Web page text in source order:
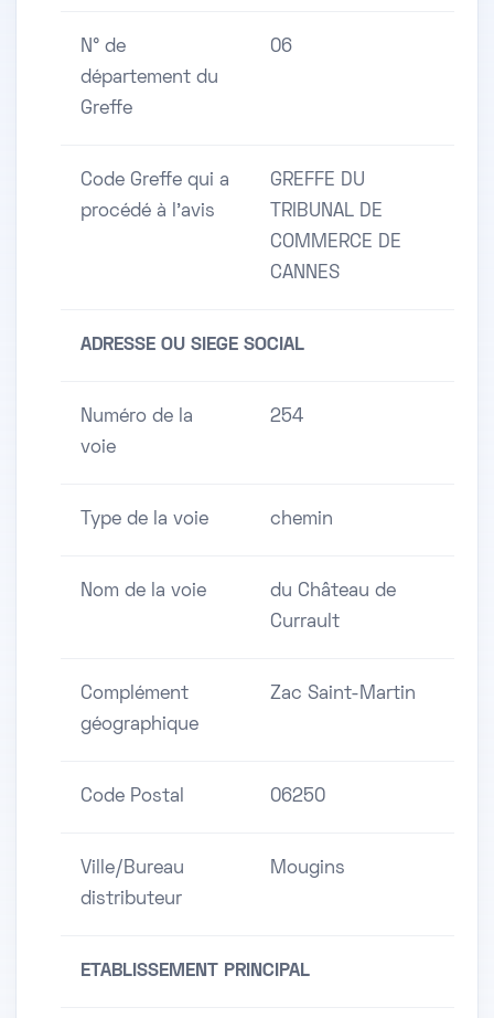
N° de
département du
Greffe
06
Code Greffe qui a
procédé à l'avis
GREFFE DU
TRIBUNAL DE
COMMERCE DE
CANNES
ADRESSE OU SIEGE SOCIAL
Numéro de la
voie
254
Type de la voie chemin
Nom de la voie
du Château de
Currault
Complément
géographique
Zac Saint-Martin
Code Postal 06250
Ville/Bureau
distributeur
Mougins
ETABLISSEMENT PRINCIPAL